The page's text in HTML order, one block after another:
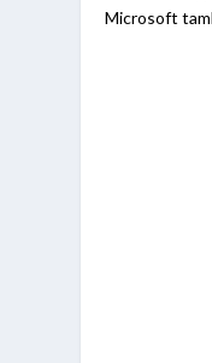
Microsoft